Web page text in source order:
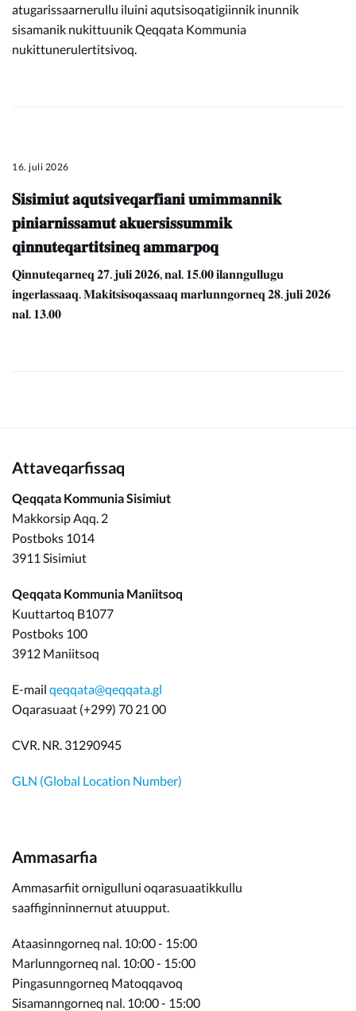
atugarissaarnerullu iluini aqutsisoqatigiinnik inunnik
sisamanik nukittuunik Qeqqata Kommunia
nukittunerulertitsivoq.
16. juli 2026
𝐒𝐢𝐬𝐢𝐦𝐢𝐮𝐭 𝐚𝐪𝐮𝐭𝐬𝐢𝐯𝐞𝐪𝐚𝐫𝐟𝐢𝐚𝐧𝐢 𝐮𝐦𝐢𝐦𝐦𝐚𝐧𝐧𝐢𝐤
𝐩𝐢𝐧𝐢𝐚𝐫𝐧𝐢𝐬𝐬𝐚𝐦𝐮𝐭 𝐚𝐤𝐮𝐞𝐫𝐬𝐢𝐬𝐬𝐮𝐦𝐦𝐢𝐤
𝐪𝐢𝐧𝐧𝐮𝐭𝐞𝐪𝐚𝐫𝐭𝐢𝐭𝐬𝐢𝐧𝐞𝐪 𝐚𝐦𝐦𝐚𝐫𝐩𝐨𝐪
𝐐𝐢𝐧𝐧𝐮𝐭𝐞𝐪𝐚𝐫𝐧𝐞𝐪 𝟐𝟕. 𝐣𝐮𝐥𝐢 𝟐𝟎𝟐𝟔, 𝐧𝐚𝐥. 𝟏𝟓.𝟎𝟎 𝐢𝐥𝐚𝐧𝐧𝐠𝐮𝐥𝐥𝐮𝐠𝐮
𝐢𝐧𝐠𝐞𝐫𝐥𝐚𝐬𝐬𝐚𝐚𝐪. 𝐌𝐚𝐤𝐢𝐭𝐬𝐢𝐬𝐨𝐪𝐚𝐬𝐬𝐚𝐚𝐪 𝐦𝐚𝐫𝐥𝐮𝐧𝐧𝐠𝐨𝐫𝐧𝐞𝐪 𝟐𝟖. 𝐣𝐮𝐥𝐢 𝟐𝟎𝟐𝟔
𝐧𝐚𝐥. 𝟏𝟑.𝟎𝟎
Attaveqarfissaq
Qeqqata Kommunia Sisimiut
Makkorsip Aqq. 2
Postboks 1014
3911 Sisimiut
Qeqqata Kommunia Maniitsoq
Kuuttartoq B1077
Postboks 100
3912 Maniitsoq
E-mail qeqqata@qeqqata.gl
Oqarasuaat (+299) 70 21 00
CVR. NR. 31290945
GLN (Global Location Number)
Ammasarfia
Ammasarfiit ornigulluni oqarasuaatikkullu
saaffiginninnernut atuupput.
Ataasinngorneq nal. 10:00 - 15:00
Marlunngorneq nal. 10:00 - 15:00
Pingasunngorneq Matoqqavoq
Sisamanngorneq nal. 10:00 - 15:00